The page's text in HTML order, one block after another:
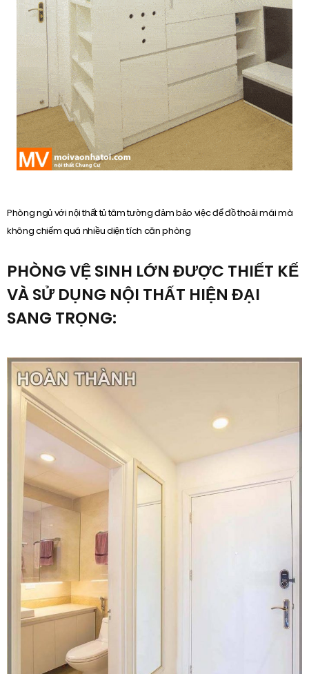
Phòng ngủ với nội thất tủ tâm tường đảm bảo việc để đồ thoải mái mà
không chiếm quá nhiều diện tích căn phòng
PHÒNG VỆ SINH LỚN ĐƯỢC THIẾT KẾ
VÀ SỬ DỤNG NỘI THẤT HIỆN ĐẠI
SANG TRỌNG: